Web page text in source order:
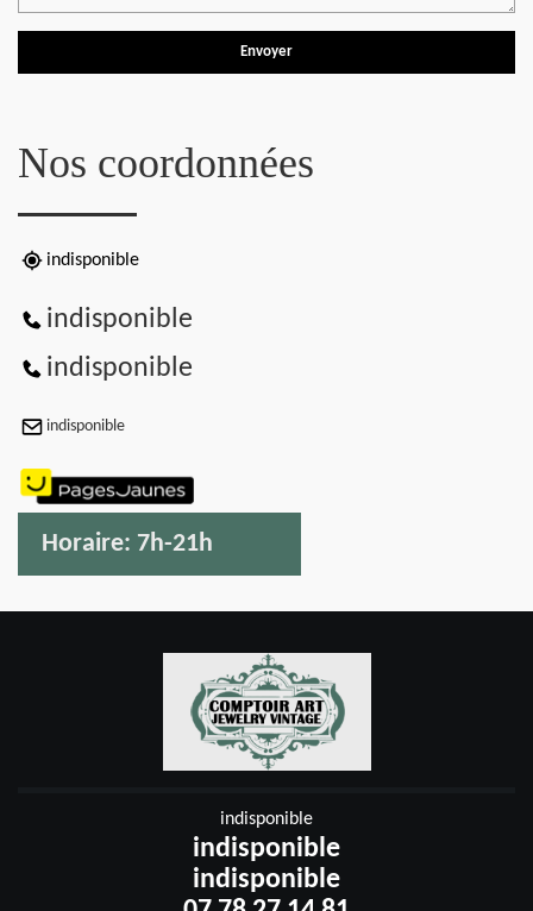
Nos coordonnées
indisponible
indisponible
indisponible
indisponible
Horaire: 7h-21h
indisponible
indisponible
indisponible